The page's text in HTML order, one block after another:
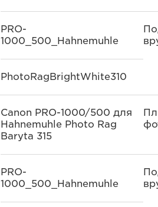
PRO-
1000_500_Hahnemuhle
PhotoRagBrightWhite310
Canon PRO-1000/500 для
Hahnemuhle Photo Rag
Baryta 315
PRO-
1000_500_Hahnemuhle